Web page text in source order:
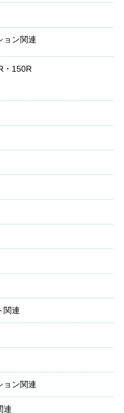
ョン関連
・150R
関連
ョン関連
連